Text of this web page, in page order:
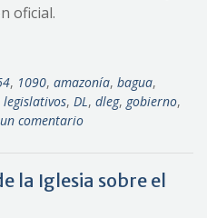
oficial.
, 1090, amazonía, bagua,
legislativos, DL, dleg, gobierno,
comentario
la Iglesia sobre el